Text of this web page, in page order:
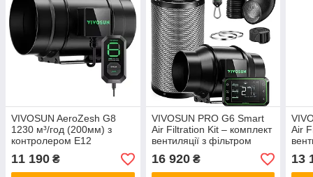
VIVOSUN AeroZesh G8
1230 м³/год (200мм) з
контролером E12
11 190 ₴
VIVOSUN PRO G6 Smart
Air Filtration Kit – комплект
вентиляції з фільтром
16 920₴
Air
13